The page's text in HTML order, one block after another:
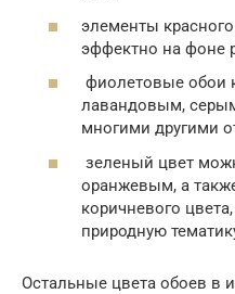
элементы красного
эффектно на фоне
фиолетовые обои
лавандовым,
многими другими
зеленый цвет
оранжевым, а
коричневого
природную
Остальные цвета обоев в